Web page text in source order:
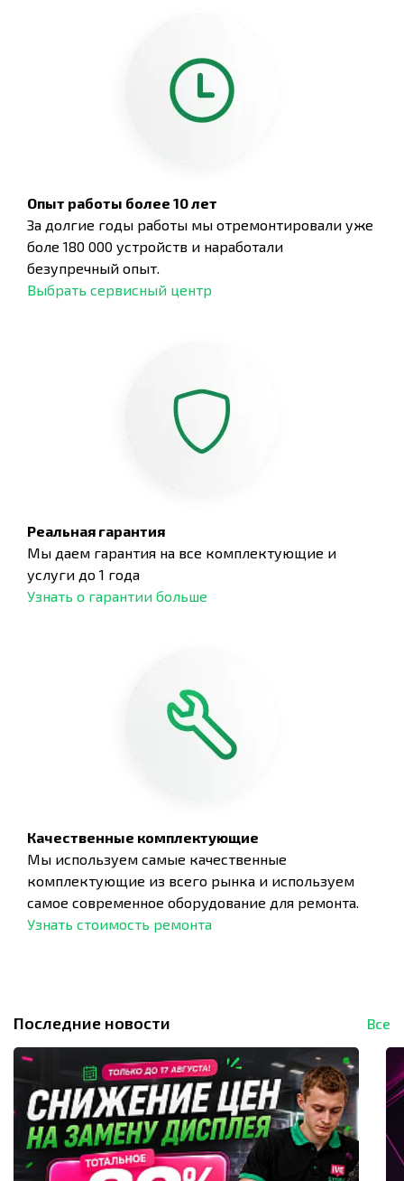
Опыт работы более 10 лет
За долгие годы работы мы отремонтировали уже
боле 180 000 устройств и наработали
безупречный опыт.
Выбрать сервисный центр
Реальная гарантия
Мы даем гарантия на все комплектующие и
услуги до 1 года
Узнать о гарантии больше
Качественные комплектующие
Мы используем самые качественные
комплектующие из всего рынка и используем
самое современное оборудование для ремонта.
Узнать стоимость ремонта
Последние новости Все